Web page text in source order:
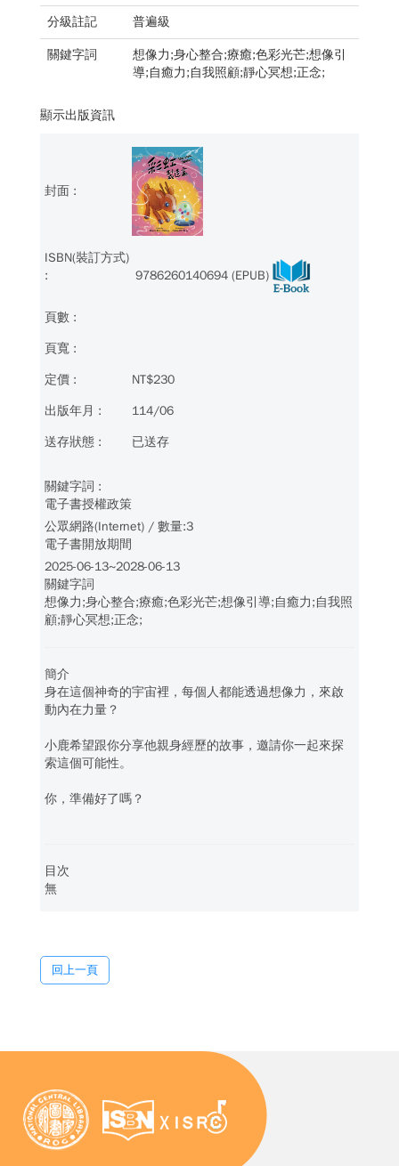
分級註記 普遍級
關鍵字詞
想像力;身心整合;療癒;色彩光芒;想像引
導;自癒力;自我照顧;靜心冥想;正念;
顯示出版資訊
9786260140694 (EPUB)
NT$230
114/06
已送存
電子書授權政策
公眾網路(Internet) / 數量:3
電子書開放期間
2025-06-13~2028-06-13
關鍵字詞
想像力;身心整合;療癒;色彩光芒;想像引導;自癒力;自我照
顧;靜心冥想;正念;
簡介
身在這個神奇的宇宙裡，每個人都能透過想像力，來啟
動內在力量？
小鹿希望跟你分享他親身經歷的故事，邀請你一起來探
索這個可能性。
你，準備好了嗎？
目次
無
回上一頁